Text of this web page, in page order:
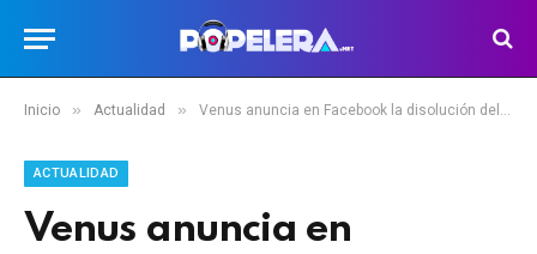
Inicio » Actualidad » Venus anuncia en Facebook la disolución del grupo
ACTUALIDAD
Venus anuncia en